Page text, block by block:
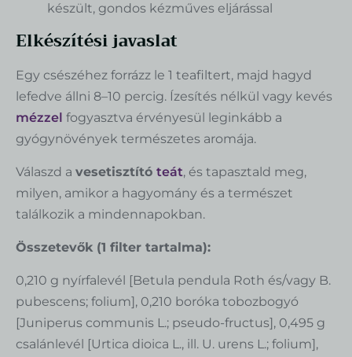
készült, gondos kézműves eljárással
Elkészítési javaslat
Egy csészéhez forrázz le 1 teafiltert, majd hagyd
lefedve állni 8–10 percig. Ízesítés nélkül vagy kevés
mézzel fogyasztva érvényesül leginkább a
gyógynövények természetes aromája.
Válaszd a vesetisztító teát, és tapasztald meg,
milyen, amikor a hagyomány és a természet
találkozik a mindennapokban.
Összetevők (1 filter tartalma):
0,210 g nyírfalevél [Betula pendula Roth és/vagy B.
pubescens; folium], 0,210 boróka tobozbogyó
[Juniperus communis L.; pseudo-fructus], 0,495 g
csalánlevél [Urtica dioica L., ill. U. urens L.; folium],